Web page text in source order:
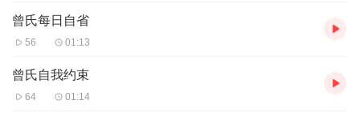
曾氏每日自省
56 01:13
曾氏自我约束
64 01:14